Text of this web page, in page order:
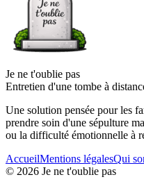
Je ne t'oublie pas
Entretien d'une tombe à
Une solution pensée pour les
prendre soin d'une sépulture
ou la difficulté émotionnelle à
AccueilMentions légalesQui
© 2026 Je ne t'oublie pas